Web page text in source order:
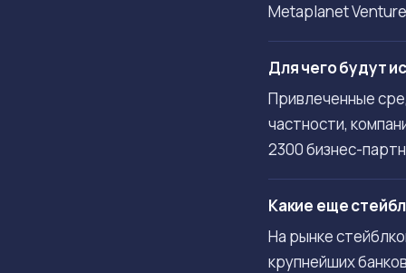
Metaplanet
Для чего будут
Привлеченные
частности,
2300 бизнес-
Какие еще
На рынке
крупнейших